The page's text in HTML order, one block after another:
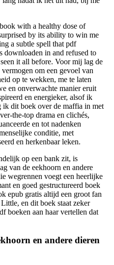
with a healthy dose of
by its ability to win me
a subtle spell that pdf
downloaden in and refused to
it all before. Voor mij lag de
om een gevoel van
op te wekken, me te laten
en onverwachte manier eruit
en energieker, alsof ik
ik dit boek over de maffia in met
the-top drama en clichés,
en tot nadenken
conditie, met
en herkenbaar leken.
op een bank zit, is
van de eekhoorn en andere
wegrennen voegt een heerlijke
en goed gestructureerd boek
epub gratis altijd een groot fan
en dit boek staat zeker
boeken aan haar vertellen dat
en andere dieren